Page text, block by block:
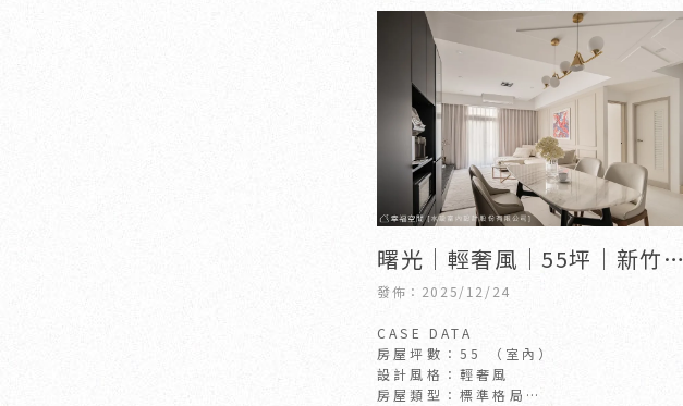
曙光│輕奢風│55坪｜新竹室
內設計公司｜竹北室內設計公
司
發佈：2025/12/24
CASE DATA
房屋坪數：55 （室內）
設計風格：輕奢風
房屋類型：標準格局